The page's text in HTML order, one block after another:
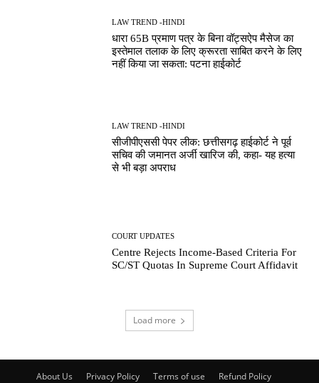
LAW TREND -HINDI
धारा 65B प्रमाण पत्र के बिना वॉट्सऐप मैसेज का
इस्तेमाल तलाक के लिए क्रूरता साबित करने के लिए
नहीं किया जा सकता: पटना हाईकोर्ट
LAW TREND -HINDI
सीजीपीएससी पेपर लीक: छत्तीसगढ़ हाईकोर्ट ने पूर्व
सचिव की जमानत अर्जी खारिज की, कहा- यह हत्या
से भी बड़ा अपराध
COURT UPDATES
Centre Rejects Income-Based Criteria For
SC/ST Quotas In Supreme Court Affidavit
Load more
About Us Privacy Policy Terms of use Refund Policy